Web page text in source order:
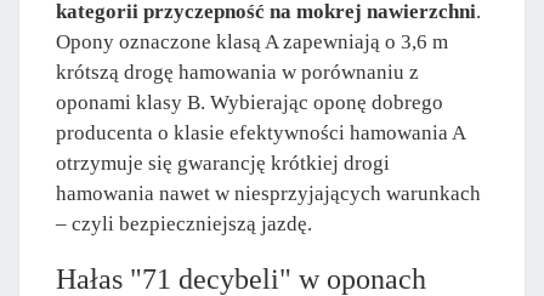
kategorii przyczepność na mokrej nawierzchni.
Opony oznaczone klasą A zapewniają o 3,6 m
krótszą drogę hamowania w porównaniu z
oponami klasy B. Wybierając oponę dobrego
producenta o klasie efektywności hamowania A
otrzymuje się gwarancję krótkiej drogi
hamowania nawet w niesprzyjających warunkach
– czyli bezpieczniejszą jazdę.
Hałas "71 decybeli" w oponach